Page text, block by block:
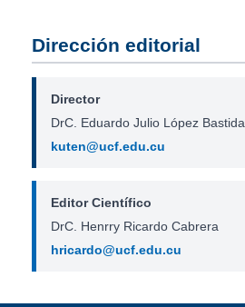
Dirección editorial
Director
DrC. Eduardo Julio López Bastida
kuten@ucf.edu.cu
Editor Científico
DrC. Henrry Ricardo Cabrera
hricardo@ucf.edu.cu